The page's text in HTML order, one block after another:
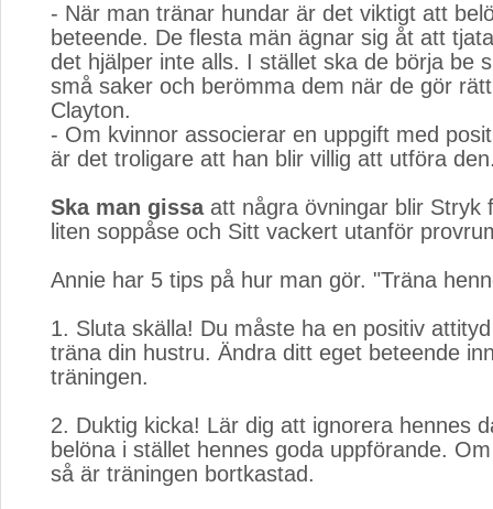
- När man tränar hundar är det viktigt att
beteende. De flesta män ägnar sig åt att
det hjälper inte alls. I stället ska de börja be
små saker och berömma dem när de gör
Clayton.
- Om kvinnor associerar en uppgift med
är det troligare att han blir villig att utföra
Ska man gissaatt några övningar blir Stryk
liten soppåse och Sitt vackert utanför
Annie har 5 tips på hur man gör. "Träna
1. Sluta skälla! Du måste ha en positiv
träna din hustru. Ändra ditt eget beteende
träningen.
2. Duktig kicka! Lär dig att ignorera hennes
belöna i stället hennes goda uppförande.
så är träningen bortkastad.